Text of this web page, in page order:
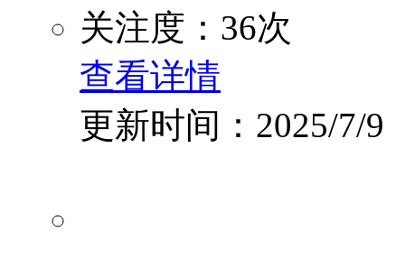
关注度：36次
查看详情
更新时间：2025/7/9